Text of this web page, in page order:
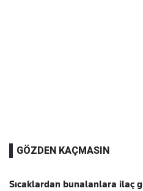
GÖZDEN KAÇMASIN
Sıcaklardan bunalanlara ilaç